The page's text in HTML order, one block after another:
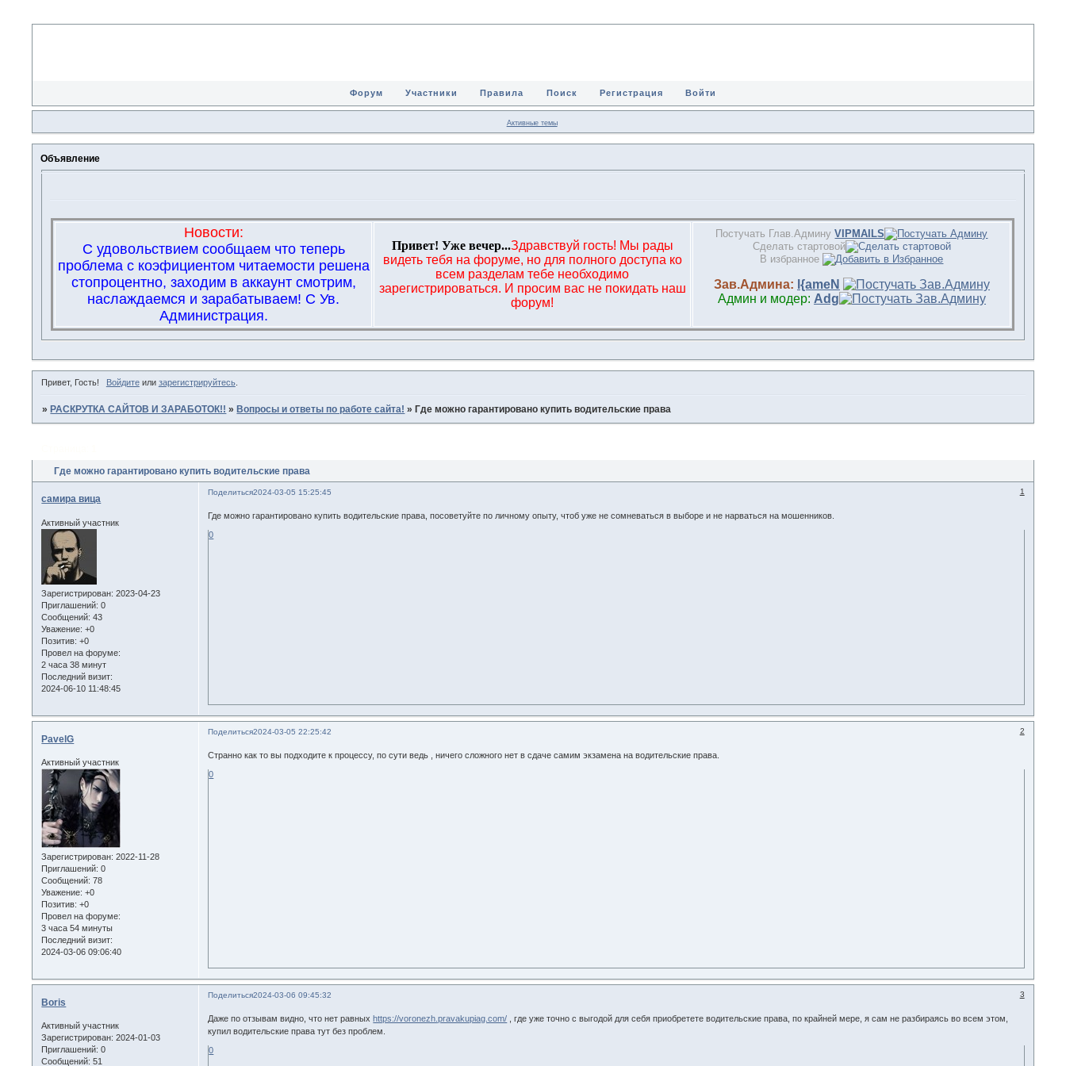
Форум Участники Правила Поиск Регистрация Войти
Активные темы
Объявление
Новости:
С удовольствием сообщаем что теперь
проблема с коэфициентом читаемости решена
стопроцентно, заходим в аккаунт смотрим,
наслаждаемся и зарабатываем! С Ув.
Администрация.
Привет! Уже вечер...Здравствуй гость! Мы рады
видеть тебя на форуме, но для полного доступа ко
всем разделам тебе необходимо
зарегистрироваться. И просим вас не покидать наш
форум!
Постучать Глав.АдминуVIPMAILS
Сделать стартовой
В избранное
Зав.Админа: l{ameN
Админ и модер: Adg
Привет, Гость! Войдитеили зарегистрируйтесь.
» РАСКРУТКА САЙТОВ И ЗАРАБОТОК!! » Вопросы и ответы по работе сайта! » Где можно гарантировано купить водительские права
Где можно гарантировано купить водительские права
Поделиться 1
2024-03-05 15:25:45
самира вица
Активный участник
Зарегистрирован: 2023-04-23
Приглашений: 0
Сообщений: 43
Уважение: +0
Позитив: +0
Провел на форуме:
2 часа 38 минут
Последний визит:
2024-06-10 11:48:45
Где можно гарантировано купить водительские права, посоветуйте по личному опыту, чтоб уже не сомневаться в выборе и не нарваться на мошенников.
0
Поделиться 2
2024-03-05 22:25:42
PavelG
Активный участник
Зарегистрирован: 2022-11-28
Приглашений: 0
Сообщений: 78
Уважение: +0
Позитив: +0
Провел на форуме:
3 часа 54 минуты
Последний визит:
2024-03-06 09:06:40
Странно как то вы подходите к процессу, по сути ведь , ничего сложного нет в сдаче самим экзамена на водительские права.
0
Поделиться 3
2024-03-06 09:45:32
Boris
Активный участник
Зарегистрирован: 2024-01-03
Приглашений: 0
Сообщений: 51
Даже по отзывам видно, что нет равных https://voronezh.pravakupiag.com/ , где уже точно с выгодой для себя приобретете водительские права, по крайней мере, я сам не разбираясь во всем этом,
купил водительские права тут без проблем.
0